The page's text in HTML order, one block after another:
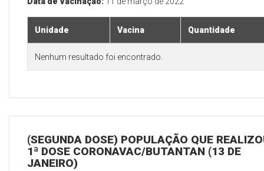
Unidade Vacina Quantidade
Nenhum resultado foi encontrado.
(SEGUNDA DOSE) POPULAÇÃO QUE
1ª DOSE CORONAVAC/BUTANTAN (13 DE
JANEIRO)